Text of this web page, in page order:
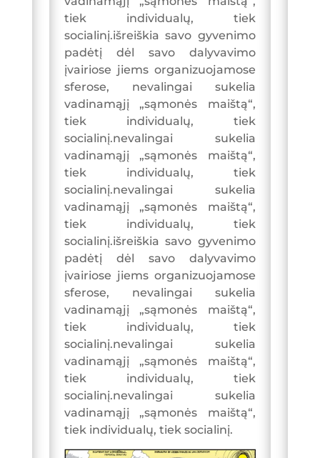
tiek individualų, tiek
socialinį.išreiškia savo gyvenimo
padėtį dėl savo dalyvavimo
įvairiose jiems organizuojamose
sferose, nevalingai sukelia
vadinamąjį „sąmonės maištą“,
tiek individualų, tiek
socialinį.nevalingai sukelia
vadinamąjį „sąmonės maištą“,
tiek individualų, tiek
socialinį.nevalingai sukelia
vadinamąjį „sąmonės maištą“,
tiek individualų, tiek
socialinį.išreiškia savo gyvenimo
padėtį dėl savo dalyvavimo
įvairiose jiems organizuojamose
sferose, nevalingai sukelia
vadinamąjį „sąmonės maištą“,
tiek individualų, tiek
socialinį.nevalingai sukelia
vadinamąjį „sąmonės maištą“,
tiek individualų, tiek
socialinį.nevalingai sukelia
vadinamąjį „sąmonės maištą“,
tiek individualų, tiek socialinį.